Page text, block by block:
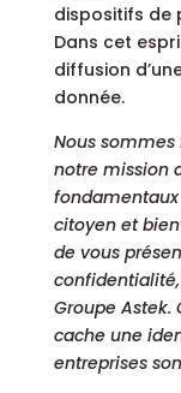
dispositifs de
Dans cet
diffusion
donnée.
Nous
notre mission
fondamentaux
citoyen et
de vous
Groupe Astek.
cache une
entreprises